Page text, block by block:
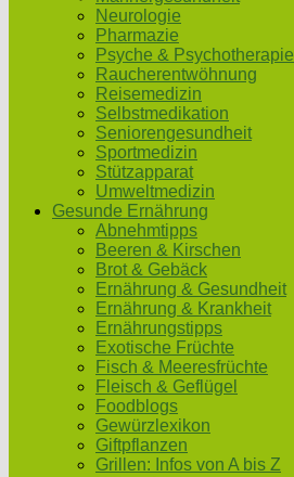
Neurologie
Pharmazie
Psyche & Psychotherapie
Raucherentwöhnung
Reisemedizin
Selbstmedikation
Seniorengesundheit
Sportmedizin
Stützapparat
Umweltmedizin
Gesunde Ernährung
Abnehmtipps
Beeren & Kirschen
Brot & Gebäck
Ernährung & Gesundheit
Ernährung & Krankheit
Ernährungstipps
Exotische Früchte
Fisch & Meeresfrüchte
Fleisch & Geflügel
Foodblogs
Gewürzlexikon
Giftpflanzen
Grillen: Infos von A bis Z